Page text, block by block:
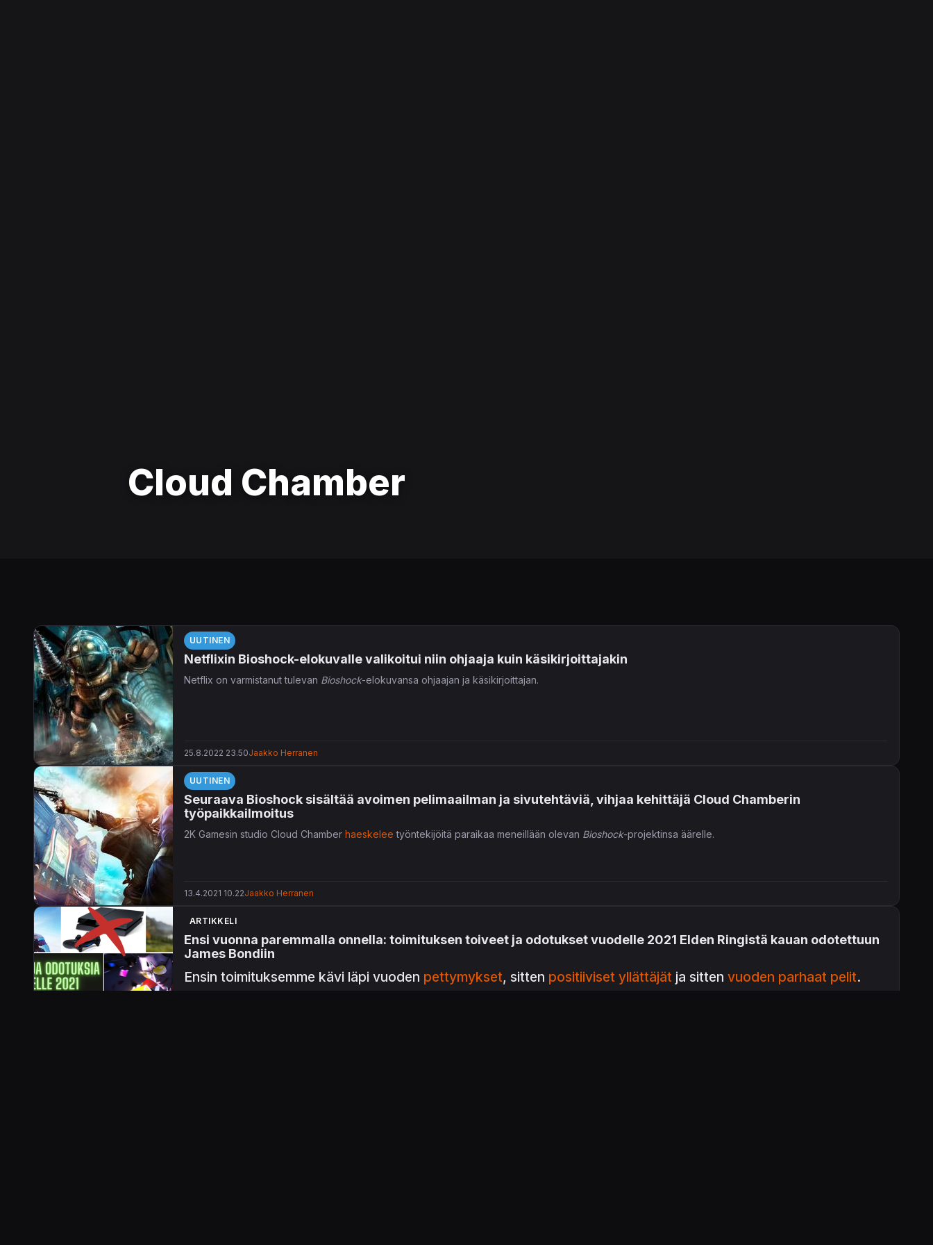
Cloud Chamber
UUTINEN
Netflixin Bioshock-elokuvalle valikoitui niin ohjaaja kuin käsikirjoittajakin
Netflix on varmistanut tulevan Bioshock-elokuvansa ohjaajan ja käsikirjoittajan.
25.8.2022 23.50Jaakko Herranen
UUTINEN
Seuraava Bioshock sisältää avoimen pelimaailman ja sivutehtäviä, vihjaa kehittäjä Cloud Chamberin
työpaikkailmoitus
2K Gamesin studio Cloud Chamber haeskelee työntekijöitä paraikaa meneillään olevan Bioshock-projektinsa äärelle.
13.4.2021 10.22Jaakko Herranen
ARTIKKELI
Ensi vuonna paremmalla onnella: toimituksen toiveet ja odotukset vuodelle 2021 Elden Ringistä kauan odotettuun
James Bondiin
Ensin toimituksemme kävi läpi vuoden pettymykset, sitten positiiviset yllättäjät ja sitten vuoden parhaat pelit.